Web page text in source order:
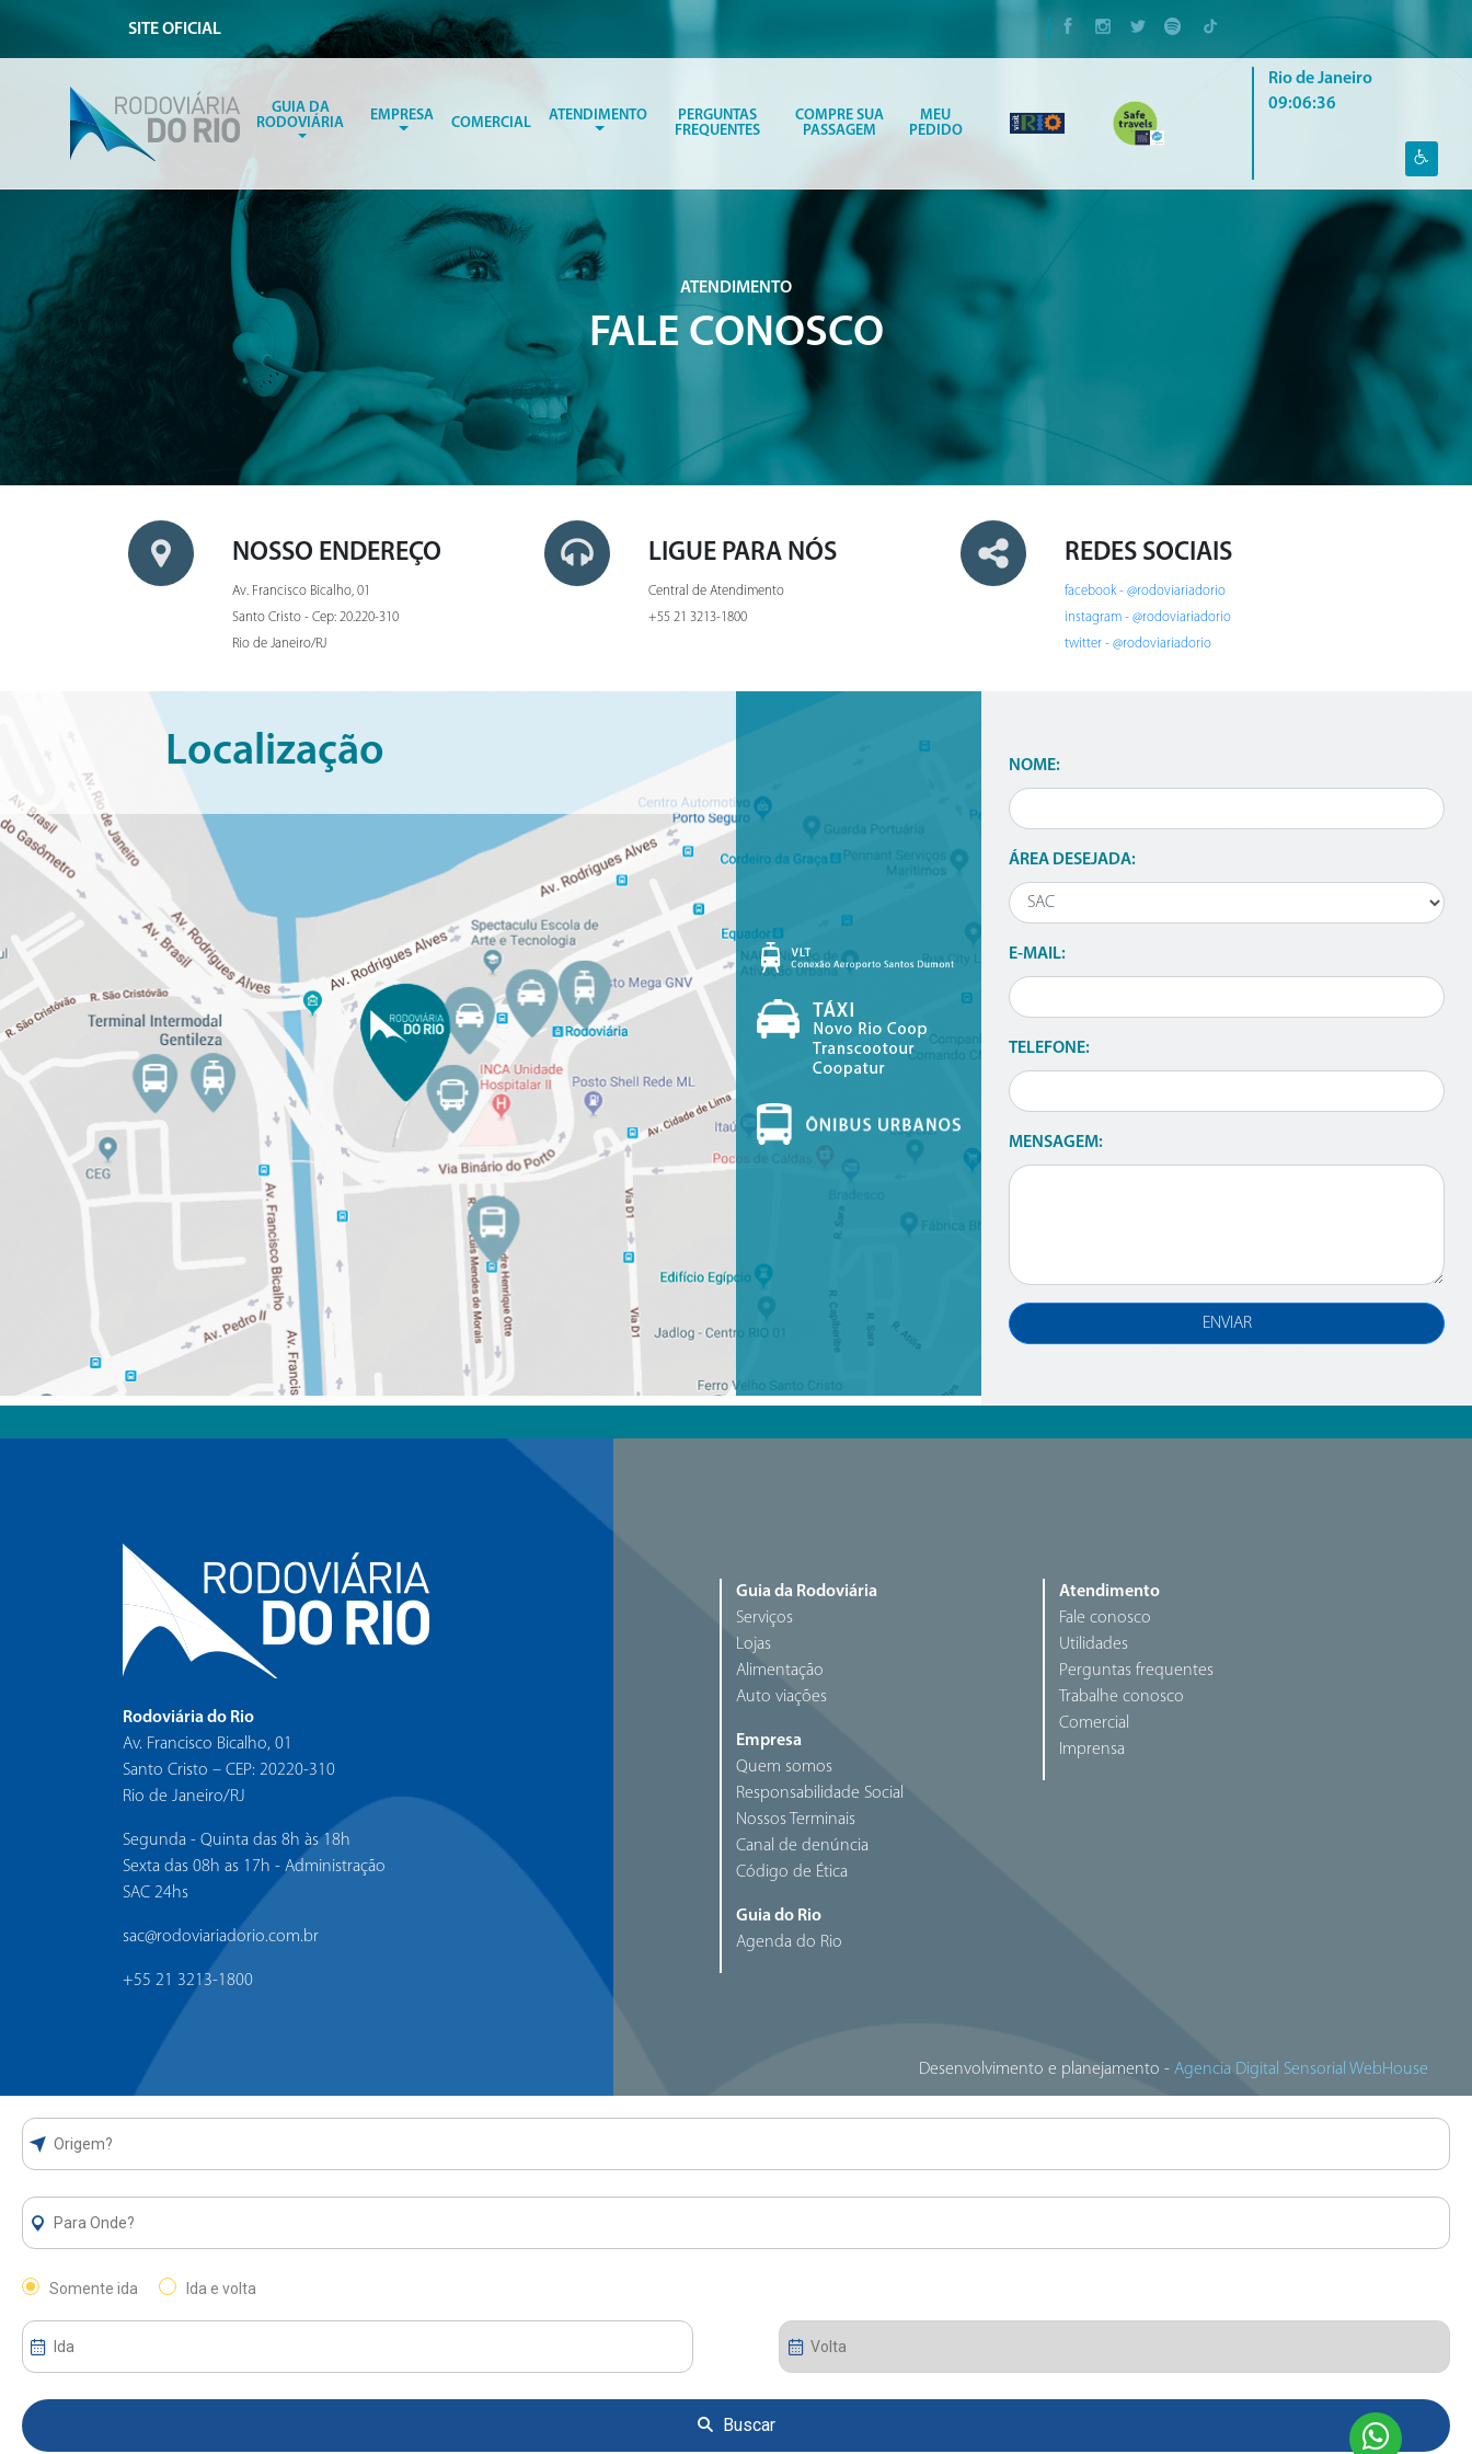
SITE OFICIAL
GUIA DA
RODOVIÁRIA
EMPRESA COMERCIAL ATENDIMENTO
PERGUNTAS
FREQUENTES
COMPRE SUA
PASSAGEM
MEU
PEDIDO
Rio de Janeiro
09:06:37
ATENDIMENTO
FALE CONOSCO
NOSSO ENDEREÇO
Av. Francisco Bicalho, 01
Santo Cristo - Cep: 20.220-310
Rio de Janeiro/RJ
LIGUE PARA NÓS
Central de Atendimento
+55 21 3213-1800
REDES SOCIAIS
facebook - @rodoviariadorio
instagram - @rodoviariadorio
twitter - @rodoviariadorio
Localização NOME:
ÁREA DESEJADA:
E-MAIL:
TELEFONE:
MENSAGEM:
Rodoviária do Rio
Av. Francisco Bicalho, 01
Santo Cristo – CEP: 20220-310
Rio de Janeiro/RJ
Segunda - Quinta das 8h às 18h
Sexta das 08h as 17h - Administração
SAC 24hs
sac@rodoviariadorio.com.br
+55 21 3213-1800
Guia da Rodoviária
Serviços
Lojas
Alimentação
Auto viações
Empresa
Quem somos
Responsabilidade Social
Nossos Terminais
Canal de denúncia
Código de Ética
Guia do Rio
Agenda do Rio
Atendimento
Fale conosco
Utilidades
Perguntas frequentes
Trabalhe conosco
Comercial
Imprensa
Desenvolvimento e planejamento - Agencia Digital Sensorial WebHouse
Somente ida Ida e volta
Buscar